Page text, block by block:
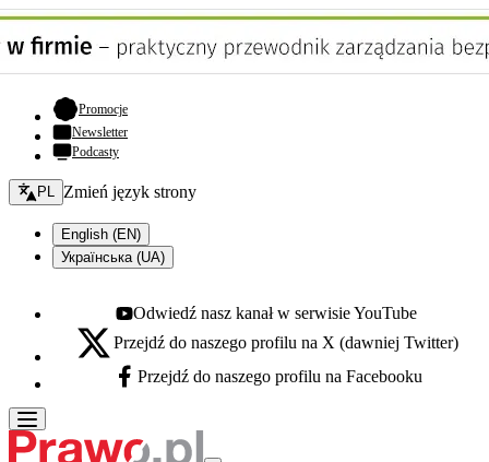
Promocje- otwiera się w nowej karcie
Newsletter
Podcasty
Zmień język - bieżący:
PL Zmień język strony
English (EN)
Українська (UA)
Youtube - otwiera się w nowej karcie
Odwiedź nasz kanał w serwisie YouTube
X - otwiera się w nowej karcie
Przejdź do naszego profilu na X (dawniej Twitter)
Facebook - otwiera się w nowej karcie
Przejdź do naszego profilu na Facebooku